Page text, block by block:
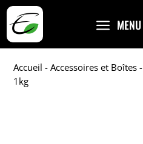
a MENU
Accueil -Accessoires et Boîtes -
1kg